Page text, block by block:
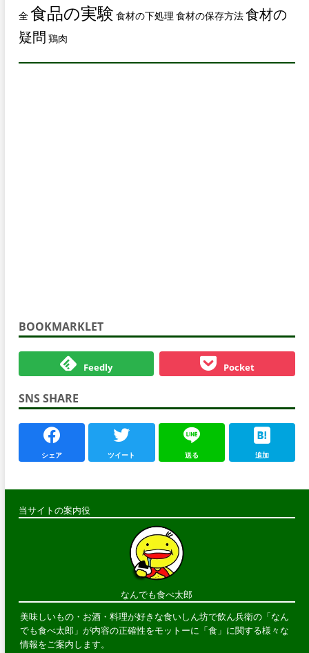
全食品の実験 食材の下処理 食材の保存方法食材の
疑問 鶏肉
BOOKMARKLET
Feedly Pocket
SNS SHARE
シェア ツイート 送る 追加
当サイトの案内役
なんでも食べ太郎
美味しいもの・お酒・料理が好きな食いしん坊で飲ん兵衛の「なん
でも食べ太郎」が内容の正確性をモットーに「食」に関する様々な
情報をご案内します。